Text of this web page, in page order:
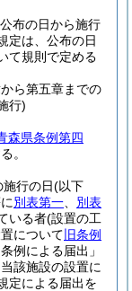
布の日から施行
定は、公布の日
て規則で定める
ら第五章までの
行)
森県条例第四
。
施行の日(以下
別表第一
別表
いる者(設置の工
について 旧条例
例による届出」
該施設の設置に
定による届出を